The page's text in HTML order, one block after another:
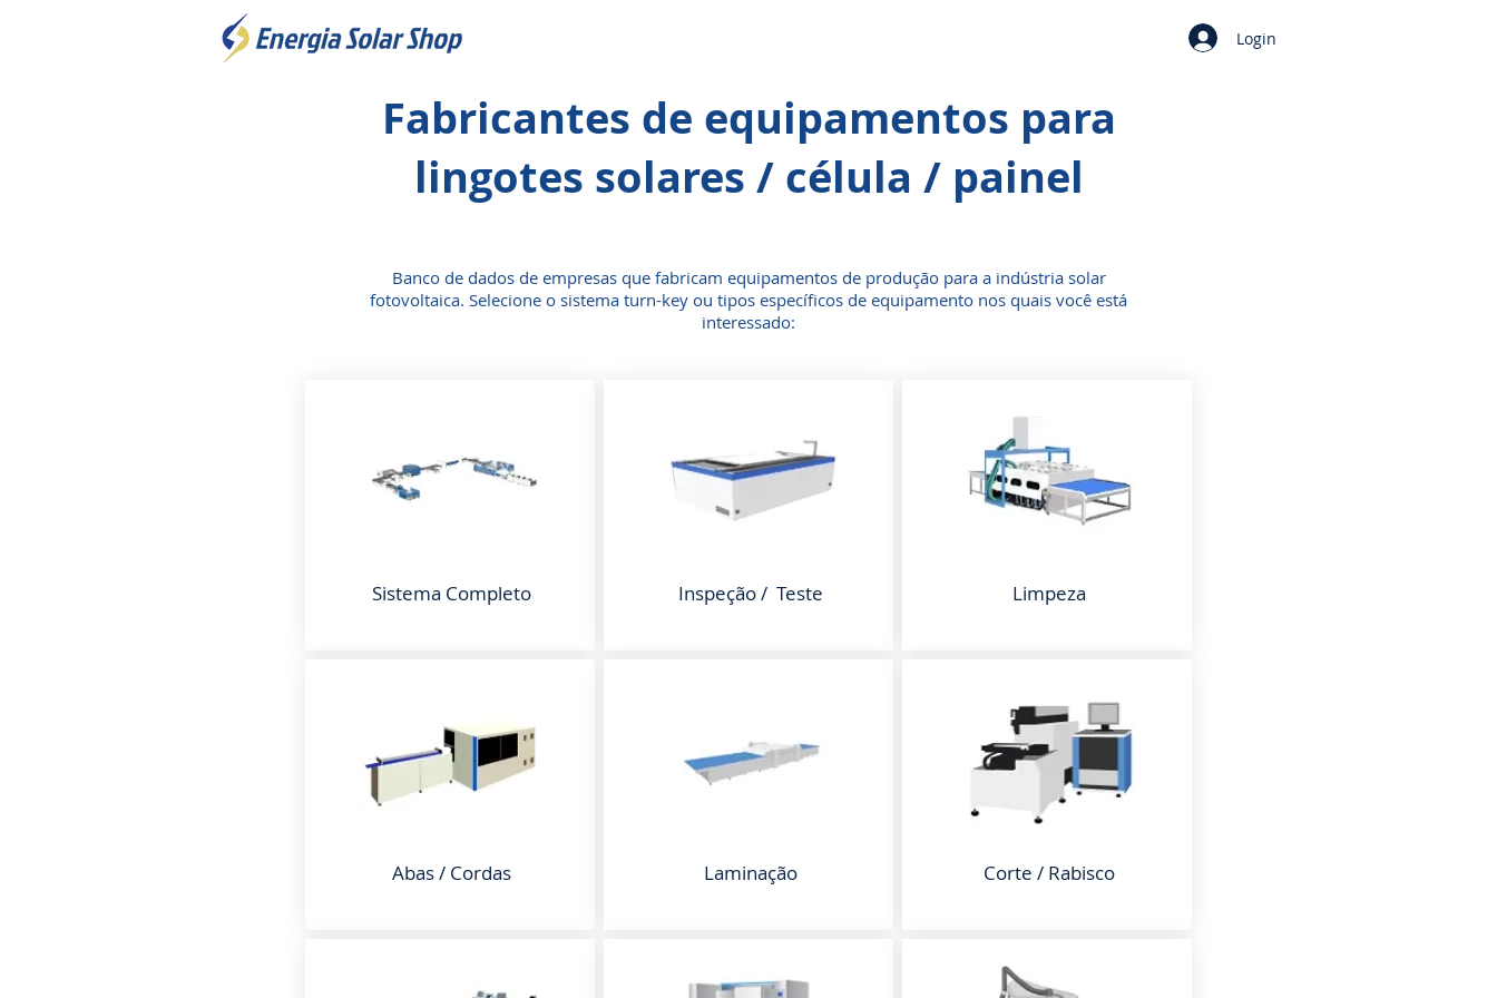
Login
Fabricantes de equipamentos para
lingotes solares / célula / painel
Banco de dados de empresas que fabricam equipamentos de produção para a indústria solar
fotovoltaica. Selecione o sistema turn-key ou tipos específicos de equipamento nos quais você está
interessado:
Sistema Completo
Abas / Cordas
Inspeção / Teste
Laminação
Limpeza
Corte / Rabisco